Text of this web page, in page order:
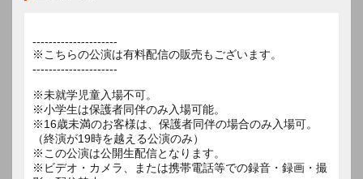
---------------------
※こちらの公演は有料配信の販売もございます。
---------------------
※未就学児童入場不可。
※小学生は保護者同伴のみ入場可能。
※16歳未満のお客様は、保護者同伴の場合のみ入場可。
（終演が19時を越える公演のみ）
※この公演は公開生配信となります。
※ビデオ・カメラ、または携帯電話等での録音・録画・撮